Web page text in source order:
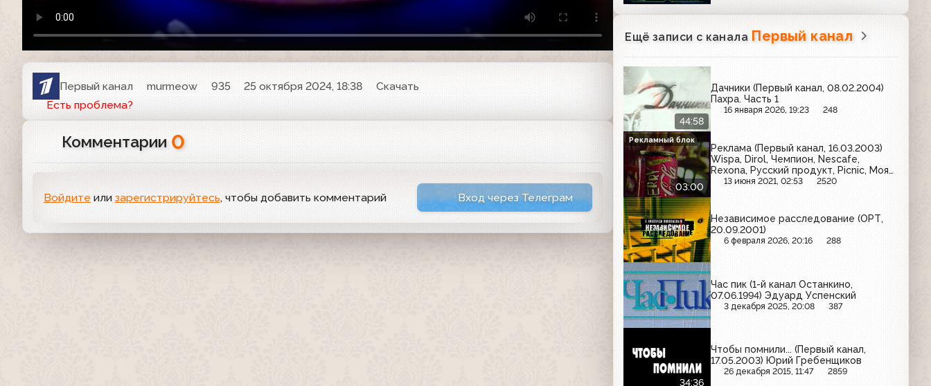
Первый канал murmeow 935 25 октября 2024, 18:38
Скачать
Есть проблема?
Комментарии 0
Войдите или зарегистрируйтесь, чтобы добавить комментарий Вход через Телеграм
Ещё записи с канала Первый канал
44:58
Дачники (Первый канал, 08.02.2004)
Пахра. Часть 1
16 января 2026, 19:23 248
03:00
Реклама (Первый канал, 16.03.2003)
Wispa, Dirol, Чемпион, Nescafe,
Rexona, Русский продукт, Picnic, Моя
семья, Coca-Cola
13 июня 2021, 02:53 2520
Рекламный блок
Независимое расследование (ОРТ,
20.09.2001)
6 февраля 2026, 20:16 288
Час пик (1-й канал Останкино,
07.06.1994) Эдуард Успенский
3 декабря 2025, 20:08 387
34:36
Чтобы помнили... (Первый канал,
17.05.2003) Юрий Гребенщиков
26 декабря 2015, 11:47 2859